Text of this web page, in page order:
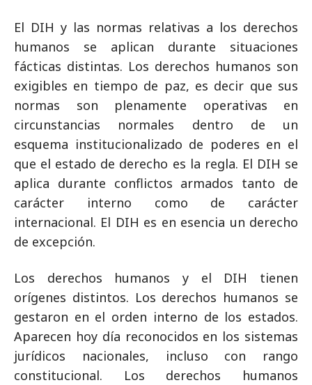
El DIH y las normas relativas a los derechos
humanos se aplican durante situaciones
fácticas distintas. Los derechos humanos son
exigibles en tiempo de paz, es decir que sus
normas son plenamente operativas en
circunstancias normales dentro de un
esquema institucionalizado de poderes en el
que el estado de derecho es la regla. El DIH se
aplica durante conflictos armados tanto de
carácter interno como de carácter
internacional. El DIH es en esencia un derecho
de excepción.
Los derechos humanos y el DIH tienen
orígenes distintos. Los derechos humanos se
gestaron en el orden interno de los estados.
Aparecen hoy día reconocidos en los sistemas
jurídicos nacionales, incluso con rango
constitucional. Los derechos humanos